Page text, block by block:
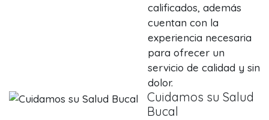
calificados, además
cuentan con la
experiencia necesaria
para ofrecer un
servicio de calidad y sin
dolor.
Cuidamos su Salud
Bucal